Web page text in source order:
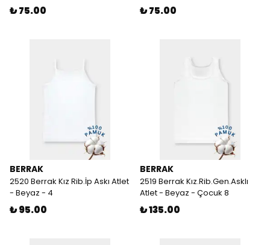
₺ 75.00 ₺ 75.00
BERRAK
2520 Berrak Kız Rib.İp Askı Atlet
- Beyaz - 4
₺ 95.00
BERRAK
2519 Berrak Kız.Rib.Gen.Asklı
Atlet - Beyaz - Çocuk 8
₺ 135.00